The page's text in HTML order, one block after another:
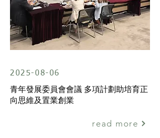
2025-08-06
青年發展委員會會議 多項計劃助培育正
向思維及置業創業
read more